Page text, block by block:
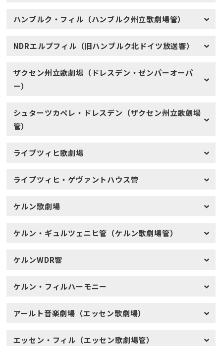
ハンブルク・フィル（ハンブルク州立歌劇場管）
NDRエルプフィル（旧ハンブルク北ドイツ放送響）
ザクセン州立歌劇場（ドレスデン・ゼンパーオーパ
ー）
シュターツカペレ・ドレスデン（ザクセン州立歌劇場
管）
ライプツィヒ歌劇場
ライプツィヒ・ゲヴァントハウス管
ケルン歌劇場
ケルン・ギュルツェニヒ管（ケルン歌劇場管）
ケルンWDR響
ケルン・フィルハーモニー
アールト音楽劇場（エッセン歌劇場）
エッセン・フィル（エッセン歌劇場管）